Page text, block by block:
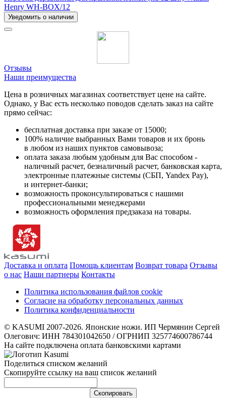
Henry WH-BOX/12
Уведомить о наличии
Отзывы
Наши преимущества
Цена в розничных магазинах соответствует цене на сайте.
Однако, у Вас есть несколько поводов сделать заказ на сайте
прямо сейчас:
бесплатная доставка при заказе от 15000;
100% наличие выбранных Вами товаров и их бронь
в любом из наших пунктов самовывоза;
оплата заказа любым удобным для Вас способом -
наличный расчет, безналичный расчет, банковская карта,
электронные платежные системы (СБП, Yandex Pay),
и интернет-банки;
возможность проконсультироваться с нашими
профессиональными менеджерами
возможность оформления предзаказа на товары.
Доставка и оплата Помощь клиентам Возврат товара Отзывы
о нас Наши партнеры Контакты
Политика использования файлов cookie
Согласие на обработку персональных данных
Политика конфиденциальности
© KASUMI 2007-2026. Японские ножи. ИП Чермянин Сергей
Олегович: ИНН 784301042650 / ОГРНИП 325774600786744
На сайте подключена оплата банковскими картами
Поделиться списком желаний
Скопируйте ссылку на ваш список желаний
Cкопировать